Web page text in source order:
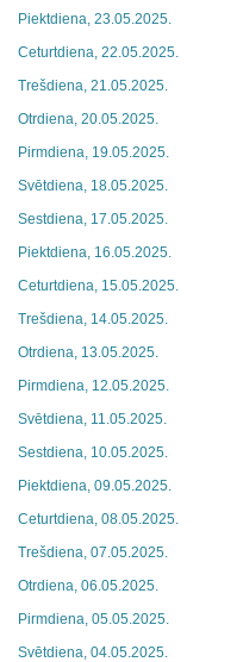
Piektdiena, 23.05.2025.
Ceturtdiena, 22.05.2025.
Trešdiena, 21.05.2025.
Otrdiena, 20.05.2025.
Pirmdiena, 19.05.2025.
Svētdiena, 18.05.2025.
Sestdiena, 17.05.2025.
Piektdiena, 16.05.2025.
Ceturtdiena, 15.05.2025.
Trešdiena, 14.05.2025.
Otrdiena, 13.05.2025.
Pirmdiena, 12.05.2025.
Svētdiena, 11.05.2025.
Sestdiena, 10.05.2025.
Piektdiena, 09.05.2025.
Ceturtdiena, 08.05.2025.
Trešdiena, 07.05.2025.
Otrdiena, 06.05.2025.
Pirmdiena, 05.05.2025.
Svētdiena, 04.05.2025.